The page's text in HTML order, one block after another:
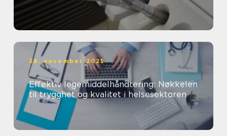
28. november 2025
Effektiv legemiddelhåndtering: Nøkkelen
til trygghet og kvalitet i helsesektoren